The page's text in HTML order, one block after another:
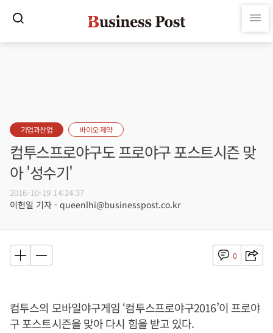
기업과산업 바이오·제약
컴투스프로야구도 프로야구 포스트시즌 맞
아 '성수기'
2016-10-19 14:24:37
이헌일 기자 - queenlhi@businesspost.co.kr
0
컴투스의 모바일야구게임 ‘컴투스프로야구2016’이 프로야
구 포스트시즌을 맞아 다시 힘을 받고 있다.